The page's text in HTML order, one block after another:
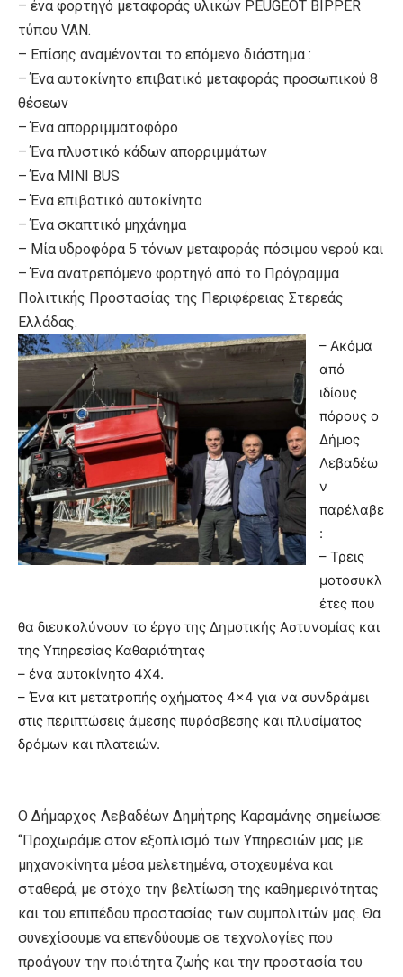
– ένα φορτηγό μεταφοράς υλικών PEUGEOT BIPPER
τύπου VAN.
– Επίσης αναμένονται το επόμενο διάστημα :
– Ένα αυτοκίνητο επιβατικό μεταφοράς προσωπικού 8
θέσεων
– Ένα απορριμματοφόρο
– Ένα πλυστικό κάδων απορριμμάτων
– Ένα ΜΙΝΙ BUS
– Ένα επιβατικό αυτοκίνητο
– Ένα σκαπτικό μηχάνημα
– Μία υδροφόρα 5 τόνων μεταφοράς πόσιμου νερού και
– Ένα ανατρεπόμενο φορτηγό από το Πρόγραμμα
Πολιτικής Προστασίας της Περιφέρειας Στερεάς
Ελλάδας.
– Ακόμα
από
ιδίους
πόρους ο
Δήμος
Λεβαδέω
ν
παρέλαβε
:
– Τρεις
μοτοσυκλ
έτες που
θα διευκολύνουν το έργο της Δημοτικής Αστυνομίας και
της Υπηρεσίας Καθαριότητας
– ένα αυτοκίνητο 4Χ4.
– Ένα κιτ μετατροπής οχήματος 4×4 για να συνδράμει
στις περιπτώσεις άμεσης πυρόσβεσης και πλυσίματος
δρόμων και πλατειών.
Ο Δήμαρχος Λεβαδέων Δημήτρης Καραμάνης σημείωσε:
“Προχωράμε στον εξοπλισμό των Υπηρεσιών μας με
μηχανοκίνητα μέσα μελετημένα, στοχευμένα και
σταθερά, με στόχο την βελτίωση της καθημερινότητας
και του επιπέδου προστασίας των συμπολιτών μας. Θα
συνεχίσουμε να επενδύουμε σε τεχνολογίες που
προάγουν την ποιότητα ζωής και την προστασία του